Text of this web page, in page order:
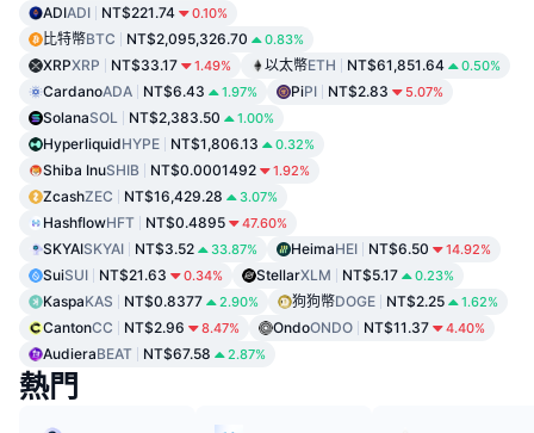
ADIADI NT$221.74 0.10%
比特幣BTC NT$2,095,326.70 0.83%
XRPXRP NT$33.17 1.49% 以太幣ETH NT$61,851.64 0.50%
CardanoADA NT$6.43 1.97% PiPI NT$2.83 5.07%
SolanaSOL NT$2,383.50 1.00%
HyperliquidHYPE NT$1,806.13 0.32%
Shiba InuSHIB NT$0.0001492 1.92%
ZcashZEC NT$16,429.28 3.07%
HashflowHFT NT$0.4895 47.60%
SKYAISKYAI NT$3.52 33.87% HeimaHEI NT$6.50 14.92%
SuiSUI NT$21.63 0.34% StellarXLM NT$5.17 0.23%
KaspaKAS NT$0.8377 2.90% 狗狗幣DOGE NT$2.25 1.62%
CantonCC NT$2.96 8.47% OndoONDO NT$11.37 4.40%
AudieraBEAT NT$67.58 2.87%
熱門